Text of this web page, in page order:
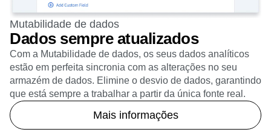
Mutabilidade de dados
Dados sempre atualizados
Com a Mutabilidade de dados, os seus dados analíticos
estão em perfeita sincronia com as alterações no seu
armazém de dados. Elimine o desvio de dados, garantindo
que está sempre a trabalhar a partir da única fonte real.
Mais informações